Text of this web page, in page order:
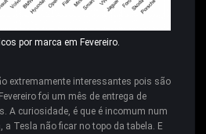
por marca em Fevereiro.
extremamente interessantes pois são
foi um mês de entrega de
A curiosidade, é que é incomum num
a Tesla não ficar no topo da tabela. E